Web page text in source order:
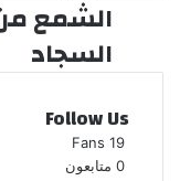
ا
إ
ك
الشمع
السجاد
Follow Us
19
Fans
0 متابعون